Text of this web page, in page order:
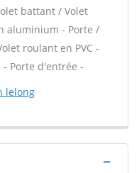
battant / Volet
aluminium - Porte /
roulant en PVC -
- Porte d'entrée -
lelong